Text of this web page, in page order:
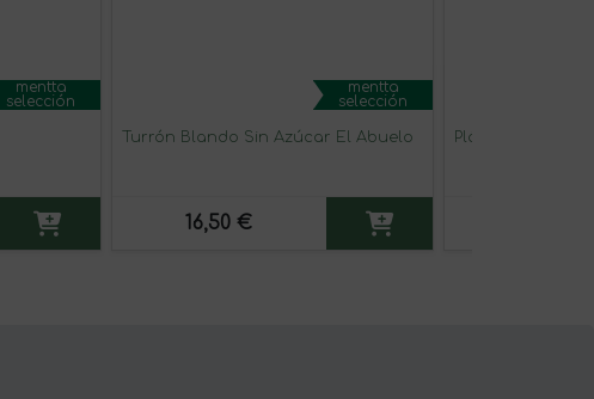
mentta
selección
mentta
selección
Turrón Blando Sin Azúcar El Abuelo
16,50 €
Plátano chip